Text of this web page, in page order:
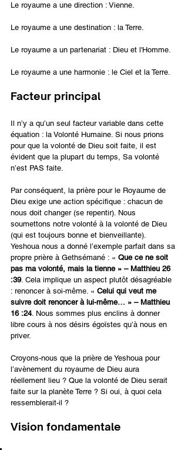
Le royaume a une direction : Vienne.
Le royaume a une destination : la Terre.
Le royaume a un partenariat : Dieu et l'Homme.
Le royaume a une harmonie : le Ciel et la Terre.
Facteur principal
Il n’y a qu’un seul facteur variable dans cette
équation : la Volonté Humaine. Si nous prions
pour que la volonté de Dieu soit faite, il est
évident que la plupart du temps, Sa volonté
n’est PAS faite.
Par conséquent, la prière pour le Royaume de
Dieu exige une action spécifique : chacun de
nous doit changer (se repentir). Nous
soumettons notre volonté à la volonté de Dieu
(qui est toujours bonne et bienveillante).
Yeshoua nous a donné l’exemple parfait dans sa
propre prière à Gethsémané : « Que ce ne soit
pas ma volonté, mais la tienne » – Matthieu 26
:39. Cela implique un aspect plutôt désagréable
: renoncer à soi-même. « Celui qui veut me
suivre doit renoncer à lui-même… » – Matthieu
16 :24. Nous sommes plus enclins à donner
libre cours à nos désirs égoïstes qu’à nous en
priver.
Croyons-nous que la prière de Yeshoua pour
l’avènement du royaume de Dieu aura
réellement lieu ? Que la volonté de Dieu serait
faite sur la planète Terre ? Si oui, à quoi cela
ressemblerait-il ?
Vision fondamentale